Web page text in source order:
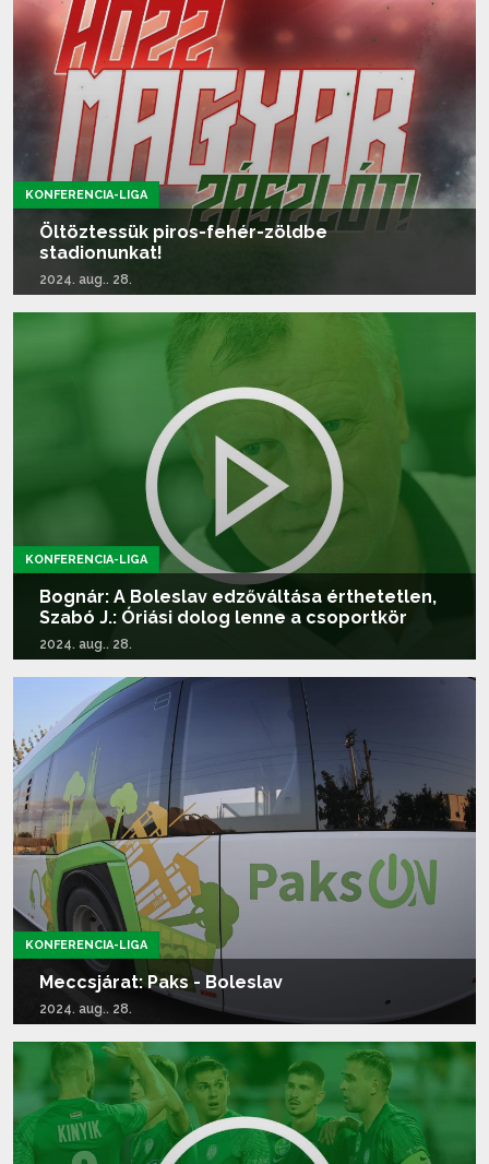
KONFERENCIA-LIGA
Öltöztessük piros-fehér-zöldbe
stadionunkat!
2024. aug.. 28.
Tovább olvasom...
KONFERENCIA-LIGA
Bognár: A Boleslav edzőváltása érthetetlen,
Szabó J.: Óriási dolog lenne a csoportkör
2024. aug.. 28.
Tovább olvasom...
KONFERENCIA-LIGA
Meccsjárat: Paks - Boleslav
2024. aug.. 28.
Tovább olvasom...